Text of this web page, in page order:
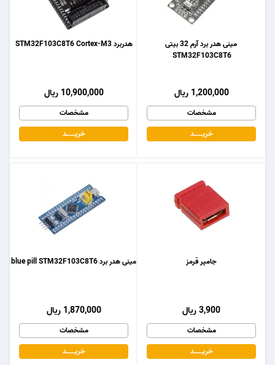
هدربرد STM32F103C8T6 Cortex-M3
10,900,000 ریال
مشخصات
خریـــــــد
مینی هدر برد آرم 32 بیتی
STM32F103C8T6
1,200,000 ریال
مشخصات
خریـــــــد
مینی هدر برد blue pill STM32F103C8T6
1,870,000 ریال
مشخصات
خریـــــــد
جامپر قرمز
3,900 ریال
مشخصات
خریـــــــد